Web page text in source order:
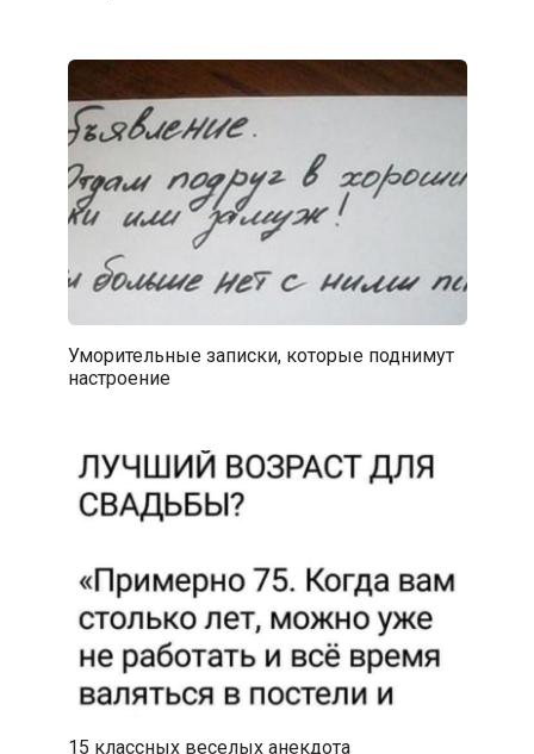
Уморительные записки, которые поднимут
настроение
15 классных веселых анекдота